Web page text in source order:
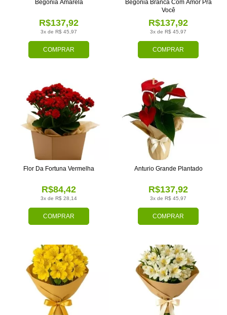
COMPRAR
3x de R$ 45,97
R$137,92
Begônia Amarela
COMPRAR
3x de R$ 45,97
R$137,92
Begônia Branca Com Amor Pra
Você
COMPRAR
3x de R$ 28,14
R$84,42
Flor Da Fortuna Vermelha
COMPRAR
3x de R$ 45,97
R$137,92
Anturio Grande Plantado